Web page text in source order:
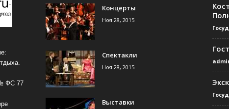
ФС 77
Концерты
Ноя 28, 2015
Спектакли
Ноя 28, 2015
Выставки